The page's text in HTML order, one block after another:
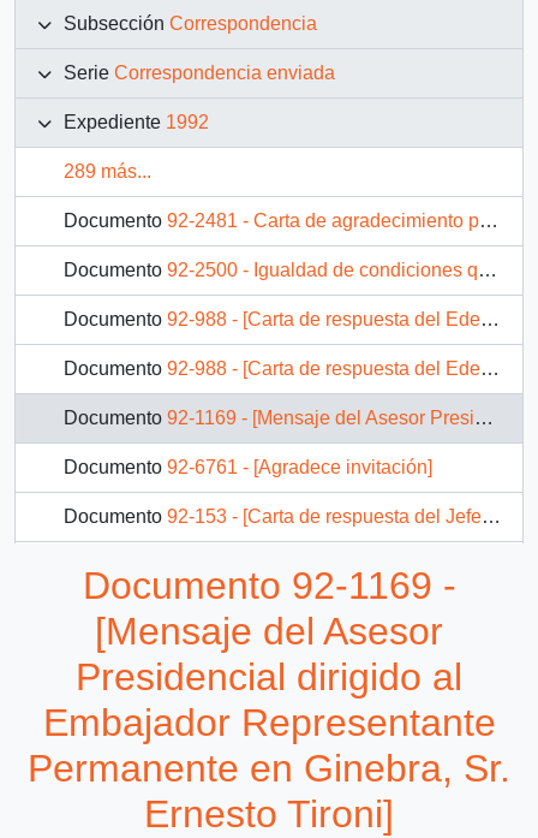
Subsección Correspondencia
Serie Correspondencia enviada
Expediente 1992
289 más...
Documento 92-2481 - Carta de agradecimiento por libro enviado
Documento 92-2500 - Igualdad de condiciones que a Carabineros e Investigaciones, en lo que a mejoras de asignaciones de riesgo para Gendarmería
Documento 92-988 - [Carta de respuesta del Edecán Militar de la Presidencia, ante invitación del Gran Circo Teatro S.A. dirigida al Presidente Patricio Aylwin]
Documento 92-988 - [Carta de respuesta del Edecán Militar de la Presidencia, ante invitación del Gran Circo Teatro S.A. dirigida al Presidente Patricio Aylwin]
Documento 92-1169 - [Mensaje del Asesor Presidencial dirigido al Embajador Representante Permanente en Ginebra, Sr. Ernesto Tironi]
Documento 92-6761 - [Agradece invitación]
Documento 92-153 - [Carta de respuesta del Jefe de Gabinete Presidencial ante molestia de particular por situación de Erick Honecker]
Documento 92-5841 - [Agradece saludos por aniversario del gobierno]
1473 más...
Documento 92-1169 -
[Mensaje del Asesor
Presidencial dirigido al
Embajador Representante
Permanente en Ginebra, Sr.
Ernesto Tironi]